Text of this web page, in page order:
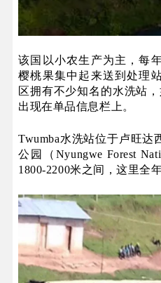
该国以小农生产为主，每
樱桃果集中起来送到处理
区拥有不少知名的水洗站
出现在单品信息栏上。
Twumba水洗站位于卢旺达
公园（‌Nyungwe Forest
1800-2200米之间，这里全